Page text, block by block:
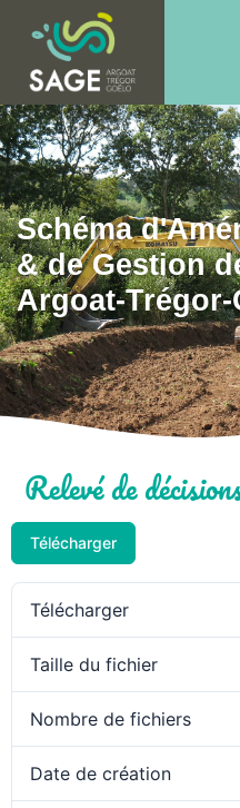
Schéma
& de Gestion
Argoat-Trégor-
Relevé de
Télécharger
Télécharger
Taille du fichier
Nombre de fichiers
Date de création